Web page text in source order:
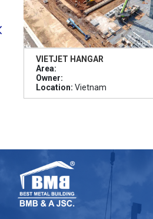
VIETJET HANGAR
Area:
Owner:
Location: Vietnam